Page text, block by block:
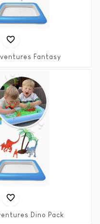

Fantasy

Dino Pack